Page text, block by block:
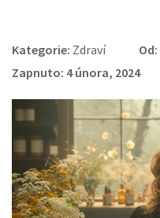
Kategorie: Zdraví Od:
Zapnuto: 4 února, 2024